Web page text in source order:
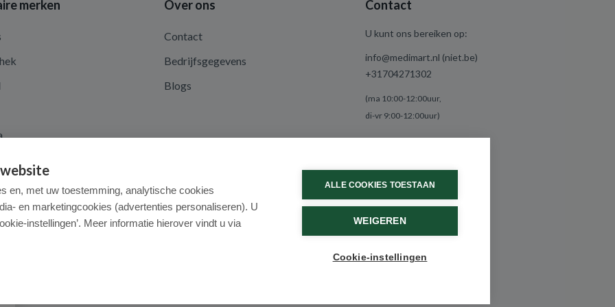
merken Over ons
Contact
Bedrijfsgegevens
Blogs
Contact
U kunt ons bereiken op:
info@medimart.nl (niet.be)
+31704271302
(ma 10:00-12:00uur,
di-vr 9:00-12:00uur)
en, met uw toestemming, analytische cookies
en marketingcookies (advertenties personaliseren). U
instellingen’. Meer informatie hierover vindt u via
ALLE COOKIES TOESTAAN
WEIGEREN
Cookie-instellingen